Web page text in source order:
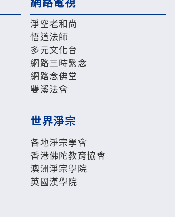
網路電視
淨空老和尚
悟道法師
多元文化台
網路三時繫念
網路念佛堂
雙溪法會
世界淨宗
各地淨宗學會
香港佛陀教育協會
澳洲淨宗學院
英國漢學院